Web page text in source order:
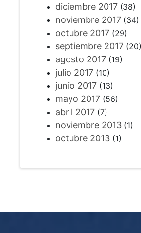
diciembre 2017(38)
noviembre 2017(34)
octubre 2017(29)
septiembre 2017(20)
agosto 2017(19)
julio 2017(10)
junio 2017(13)
mayo 2017(56)
abril 2017(7)
noviembre 2013(1)
octubre 2013(1)